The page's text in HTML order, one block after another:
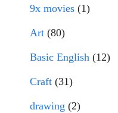
9x movies (1)
Art (80)
Basic English (12)
Craft (31)
drawing (2)